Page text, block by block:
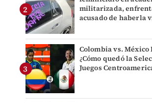
militarizada,
acusado de haberla
Colombia vs. México
¿Cómo quedó la
Juegos